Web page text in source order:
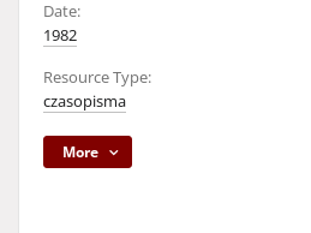
Date:
1982
Resource Type:
czasopisma
More